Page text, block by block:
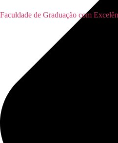
Faculdade de Graduação com